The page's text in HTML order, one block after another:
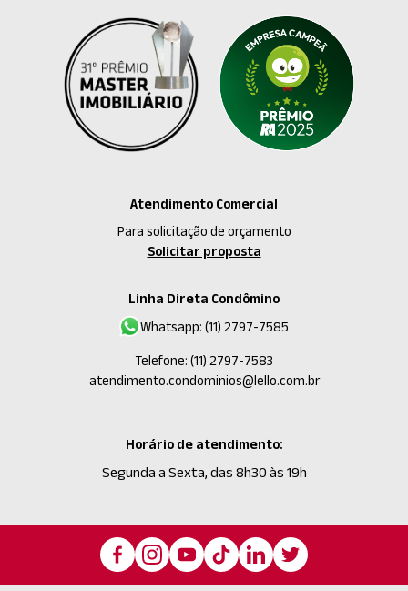
Atendimento Comercial
Para solicitação de orçamento
Solicitar proposta
Linha Direta Condômino
Whatsapp: (11) 2797-7585
Telefone: (11) 2797-7583
atendimento.condominios@lello.com.br
Horário de atendimento:
Segunda a Sexta, das 8h30 às 19h